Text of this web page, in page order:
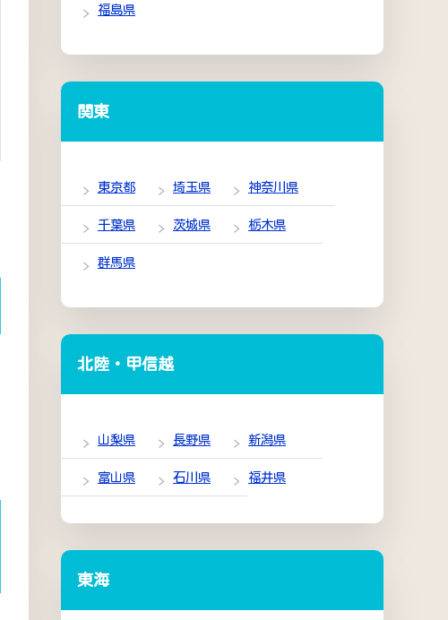
福島県
関東
東京都 埼玉県 神奈川県
千葉県 茨城県 栃木県
群馬県
北陸・甲信越
山梨県 長野県 新潟県
富山県 石川県 福井県
東海